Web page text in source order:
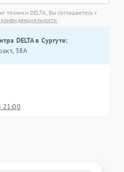
техники DELTA, Вы соглашаетесь с
DELTA в Сургуте:
38А
21:00